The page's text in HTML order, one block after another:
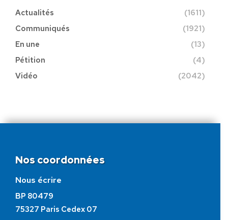
Actualités
(1611)
Communiqués
(1921)
En une
(13)
Pétition
(4)
Vidéo
(2042)
Nos coordonnées
Nous écrire
BP 80479
75327 Paris Cedex 07